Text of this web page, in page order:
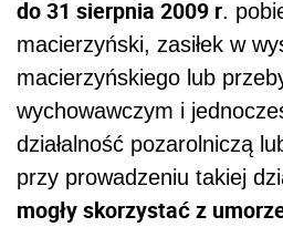
do 31 sierpnia 2009 r.
macierzyński, zasiłek w
macierzyńskiego lub
wychowawczym i
działalność pozarolniczą
przy prowadzeniu takiej
mogły skorzystać z